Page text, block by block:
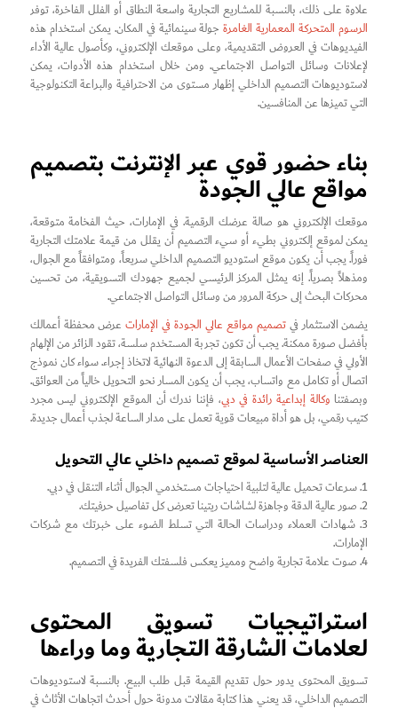
علاوة على ذلك، بالنسبة للمشاريع التجارية واسعة النطاق أو الفلل الفاخرة، توفر
الرسوم المتحركة المعمارية الغامرةجولة سينمائية في المكان. يمكن استخدام هذه
الفيديوهات في العروض التقديمية، وعلى موقعك الإلكتروني، وكأصول عالية الأداء
لإعلانات وسائل التواصل الاجتماعي. ومن خلال استخدام هذه الأدوات، يمكن
لاستوديوهات التصميم الداخلي إظهار مستوى من الاحترافية والبراعة التكنولوجية
التي تميزها عن المنافسين.
بناء حضور قوي عبر الإنترنت بتصميم
مواقع عالي الجودة
موقعك الإلكتروني هو صالة عرضك الرقمية. في الإمارات، حيث الفخامة متوقعة،
يمكن لموقع إلكتروني بطيء أو سيء التصميم أن يقلل من قيمة علامتك التجارية
فوراً. يجب أن يكون موقع استوديو التصميم الداخلي سريعاً، ومتوافقاً مع الجوال،
ومذهلاً بصرياً. إنه يمثل المركز الرئيسي لجميع جهودك التسويقية، من تحسين
محركات البحث إلى حركة المرور من وسائل التواصل الاجتماعي.
يضمن الاستثمار فيتصميم مواقع عالي الجودة في الإماراتعرض محفظة أعمالك
بأفضل صورة ممكنة. يجب أن تكون تجربة المستخدم سلسة، تقود الزائر من الإلهام
الأولي في صفحات الأعمال السابقة إلى الدعوة النهائية لاتخاذ إجراء. سواء كان نموذج
اتصال أو تكامل مع واتساب، يجب أن يكون المسار نحو التحويل خالياً من العوائق.
وبصفتنا وكالة إبداعية رائدة في دبي، فإننا ندرك أن الموقع الإلكتروني ليس مجرد
كتيب رقمي، بل هو أداة مبيعات قوية تعمل على مدار الساعة لجذب أعمال جديدة.
العناصر الأساسية لموقع تصميم داخلي عالي التحويل
1. سرعات تحميل عالية لتلبية احتياجات مستخدمي الجوال أثناء التنقل في دبي.
2. صور عالية الدقة وجاهزة لشاشات ريتينا تعرض كل تفاصيل حرفيتك.
3. شهادات العملاء ودراسات الحالة التي تسلط الضوء على خبرتك مع شركات
الإمارات.
4. صوت علامة تجارية واضح ومميز يعكس فلسفتك الفريدة في التصميم.
استراتيجيات تسويق المحتوى
لعلامات الشارقة التجارية وما وراءها
تسويق المحتوى يدور حول تقديم القيمة قبل طلب البيع. بالنسبة لاستوديوهات
التصميم الداخلي، قد يعني هذا كتابة مقالات مدونة حول أحدث اتجاهات الأثاث في